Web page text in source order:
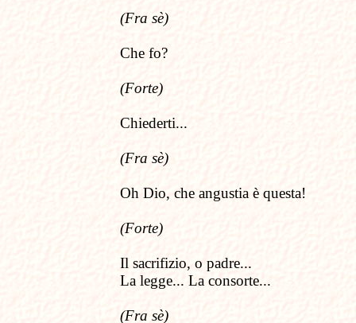
(Fra sè)
Che fo?
(Forte)
Chiederti...
(Fra sè)
Oh Dio, che angustia è questa!
(Forte)
Il sacrifizio, o padre...
La legge... La consorte...
(Fra sè)